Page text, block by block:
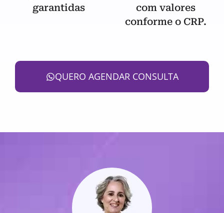
garantidas
com valores
conforme o CRP.
QUERO AGENDAR CONSULTA